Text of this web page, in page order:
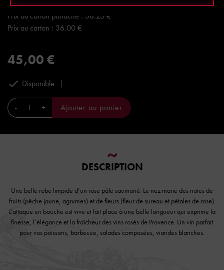
Prix à la bouteille : 45 €
Prix au carton panaché : 38.25 €
Prix au carton : 36.00 €
45,00 €
 Disponible
- + Ajouter au panier
DESCRIPTION
Une belle robe limpide d’un rose pâle saumoné. Le nez marie des notes de
fruits (pêche jaune, agrumes) et de fleurs (fleur de sureau et pétales de rose).
L’attaque en bouche est vive et fait place à une belle longueur qui exprime la
finesse, l’élégance et la fraîcheur des vins rosés de Provence. Un vin parfait
pour vos poissons, barbecue, salades composées, viandes blanches.